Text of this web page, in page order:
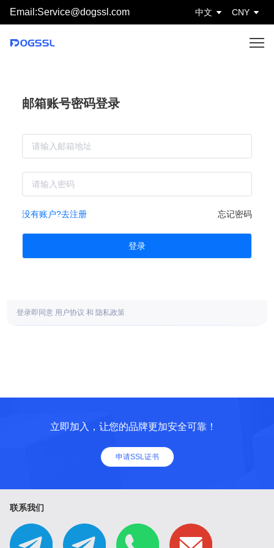
Email:Service@dogssl.com 中文 CNY
邮箱账号密码登录
没有账户?去注册 忘记密码
登录
登录即同意 用户协议和 隐私政策
立即加入，让您的品牌更加安全可靠！
申请SSL证书
联系我们